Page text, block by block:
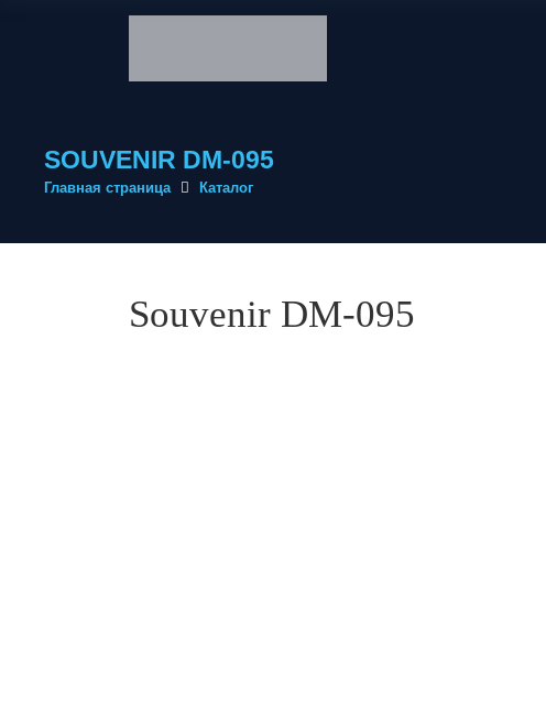
SOUVENIR DM-095
Главная страница Каталог
Souvenir DM-095